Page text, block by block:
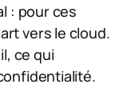
: pour ces
vers le cloud.
ce qui